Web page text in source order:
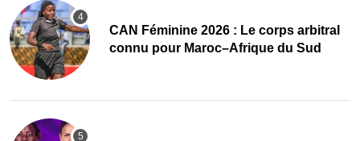
‎CAN Féminine 2026 : Le corps arbitral
connu pour Maroc–Afrique du Sud